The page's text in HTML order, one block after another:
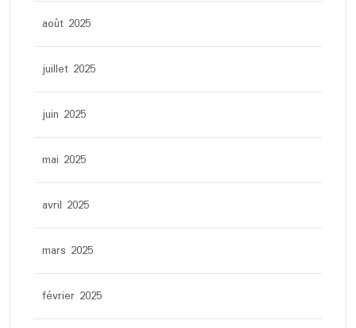
août 2025
juillet 2025
juin 2025
mai 2025
avril 2025
mars 2025
février 2025